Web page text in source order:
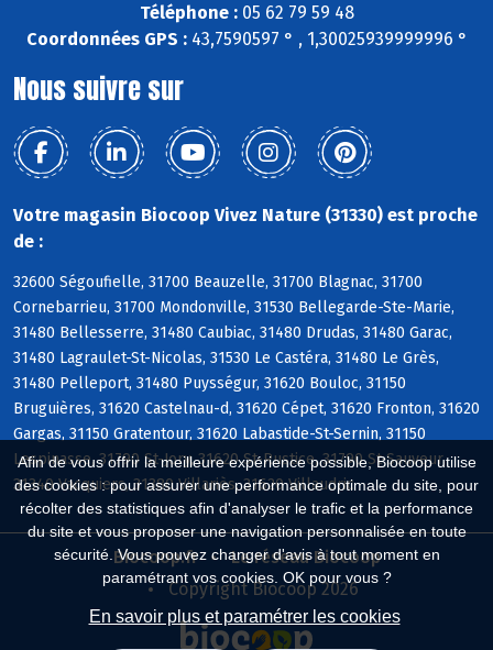
Afin de vous offrir la meilleure expérience possible, Biocoop utilise
des cookies : pour assurer une performance optimale du site, pour
récolter des statistiques afin d'analyser le trafic et la performance
du site et vous proposer une navigation personnalisée en toute
sécurité. Vous pouvez changer d'avis à tout moment en
paramétrant vos cookies. OK pour vous ?
En savoir plus et paramétrer les cookies
Téléphone :05 62 79 59 48
Coordonnées GPS :43,7590597 ° , 1,30025939999996 °
Nous suivre sur
Votre magasin Biocoop Vivez Nature (31330) est proche
de :
32600 Ségoufielle, 31700 Beauzelle, 31700 Blagnac, 31700
Cornebarrieu, 31700 Mondonville, 31530 Bellegarde-Ste-Marie,
31480 Bellesserre, 31480 Caubiac, 31480 Drudas, 31480 Garac,
31480 Lagraulet-St-Nicolas, 31530 Le Castéra, 31480 Le Grès,
31480 Pelleport, 31480 Puysségur, 31620 Bouloc, 31150
Bruguières, 31620 Castelnau-d, 31620 Cépet, 31620 Fronton, 31620
Gargas, 31150 Gratentour, 31620 Labastide-St-Sernin, 31150
Lespinasse, 31790 St-Jory, 31620 St-Rustice, 31790 St-Sauveur,
31340 Vacquiers, 31380 Villariès, 31620 Villaudric
Biocoop.fr
Le réseau Biocoop
Copyright Biocoop 2026